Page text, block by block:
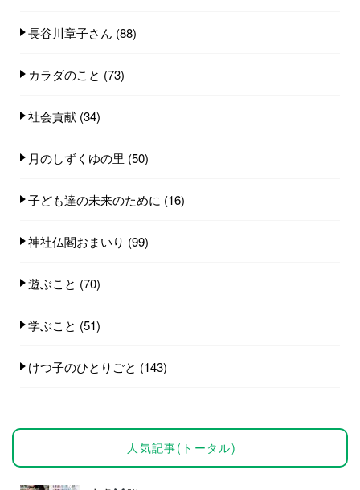
長谷川章子さん (88)
カラダのこと (73)
社会貢献 (34)
月のしずくゆの里 (50)
子ども達の未来のために (16)
神社仏閣おまいり (99)
遊ぶこと (70)
学ぶこと (51)
けつ子のひとりごと (143)
人気記事(トータル)